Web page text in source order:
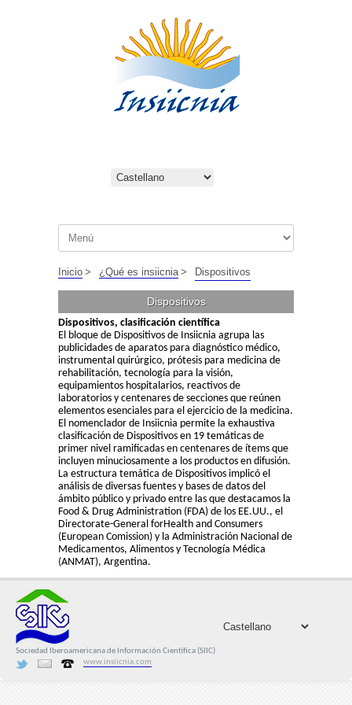
Inicio > ¿Qué es insiicnia > Dispositivos
Dispositivos
Dispositivos, clasificación científica
El bloque de Dispositivos de Insiicnia agrupa las
publicidades de aparatos para diagnóstico médico,
instrumental quirúrgico, prótesis para medicina de
rehabilitación, tecnología para la visión,
equipamientos hospitalarios, reactivos de
laboratorios y centenares de secciones que reúnen
elementos esenciales para el ejercicio de la medicina.
El nomenclador de Insiicnia permite la exhaustiva
clasificación de Dispositivos en 19 temáticas de
primer nivel ramificadas en centenares de ítems que
incluyen minuciosamente a los productos en difusión.
La estructura temática de Dispositivos implicó el
análisis de diversas fuentes y bases de datos del
ámbito público y privado entre las que destacamos la
Food & Drug Administration (FDA) de los EE.UU., el
Directorate-General forHealth and Consumers
(European Comission) y la Administración Nacional de
Medicamentos, Alimentos y Tecnología Médica
(ANMAT), Argentina.
Sociedad Iberoamericana de Información Científica (SIIC)
www.insiicnia.com